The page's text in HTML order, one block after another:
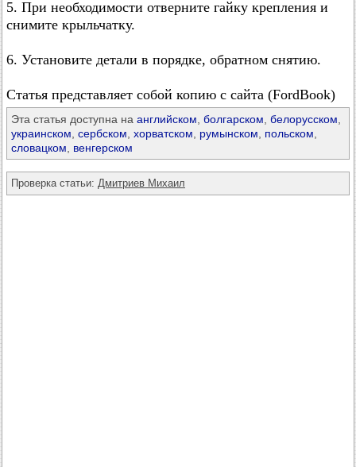
5. При необходимости отверните гайку крепления и
снимите крыльчатку.
6. Установите детали в порядке, обратном снятию.
Статья представляет собой копию с сайта (FordBook)
Эта статья доступна на английском болгарском белорусском
украинском сербском хорватском румынском польском
словацком
венгерском
Проверка статьи: Дмитриев Михаил